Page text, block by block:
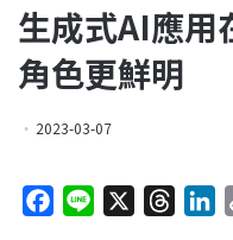
生成式AI應
角色更鮮明
2023-03-07